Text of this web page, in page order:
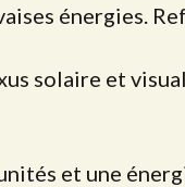
énergies.
solaire et
et une